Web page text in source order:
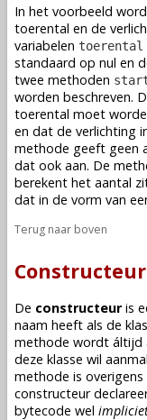
In het voorbeeld
toerental en de
variabelen toerental
standaard op nul en
twee methoden
worden beschreven.
toerental moet
en dat de verlichting
methode geeft geen
dat ook aan. De
berekent het aantal
dat in de vorm van
Terug naar boven
De constructeuris
naam heeft als de
methode wordt áltijd
deze klasse wil
methode is overigens
constructeur
bytecode wel